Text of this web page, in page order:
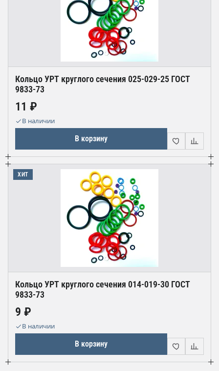
Кольцо УРТ круглого сечения 025-029-25 ГОСТ
9833-73
11 ₽
В наличии
В корзину
ХИТ
Кольцо УРТ круглого сечения 014-019-30 ГОСТ
9833-73
9 ₽
В наличии
В корзину